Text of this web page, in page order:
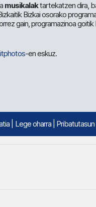
musikalaktartekatzen dira,
Bizkai osorako
gain, programazinoa
-en eskuz.
Lege oharra